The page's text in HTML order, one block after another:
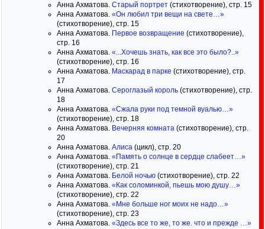
Анна Ахматова. Старый портрет (стихотворение), стр. 15
Анна Ахматова. «Он любил три вещи на свете…»
(стихотворение), стр. 15
Анна Ахматова. Первое возвращение (стихотворение),
стр. 16
Анна Ахматова. «...Хочешь знать, как все это было?..»
(стихотворение), стр. 16
Анна Ахматова. Маскарад в парке (стихотворение), стр.
17
Анна Ахматова. Сероглазый король (стихотворение), стр.
18
Анна Ахматова. «Сжала руки под темной вуалью…»
(стихотворение), стр. 18
Анна Ахматова. Вечерняя комната (стихотворение), стр.
20
Анна Ахматова. Алиса (цикл), стр. 20
Анна Ахматова. «Память о солнце в сердце слабеет…»
(стихотворение), стр. 21
Анна Ахматова. Белой ночью (стихотворение), стр. 22
Анна Ахматова. «Как соломинкой, пьешь мою душу…»
(стихотворение), стр. 22
Анна Ахматова. «Мне больше ног моих не надо…»
(стихотворение), стр. 23
Анна Ахматова. «Здесь все то же, то же. что и прежде …»